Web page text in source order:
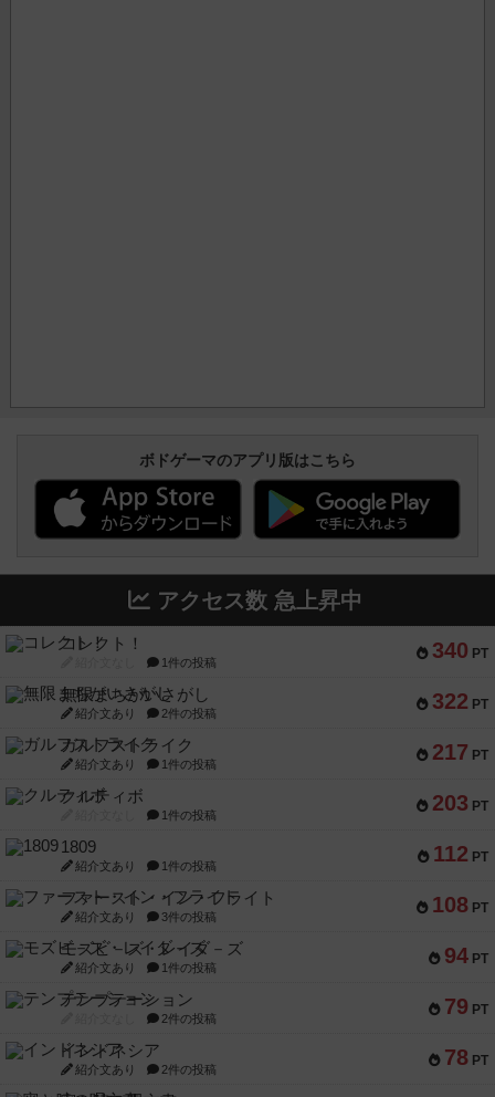
ボドゲーマのアプリ版はこちら
アクセス数 急上昇中
340 PT
コレクト！
1件の投稿
322 PT
無限まちがいさがし
紹介文あり 2件の投稿
217 PT
ガルフストライク
紹介文あり 1件の投稿
203 PT
クルティボ
1件の投稿
112 PT
1809
紹介文あり 1件の投稿
108 PT
ファースト・イン・フライト
紹介文あり 3件の投稿
94 PT
モズビ－ズ・レイダ－ズ
紹介文あり 1件の投稿
79 PT
テンプテーション
2件の投稿
78 PT
インドネシア
紹介文あり 2件の投稿